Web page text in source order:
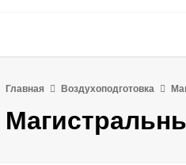
Главная Воздухоподготовка